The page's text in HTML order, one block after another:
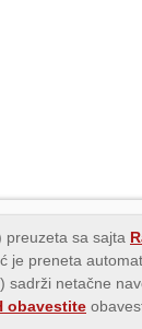
preuzeta sa sajta
je preneta
sadrži netačne
obavestite